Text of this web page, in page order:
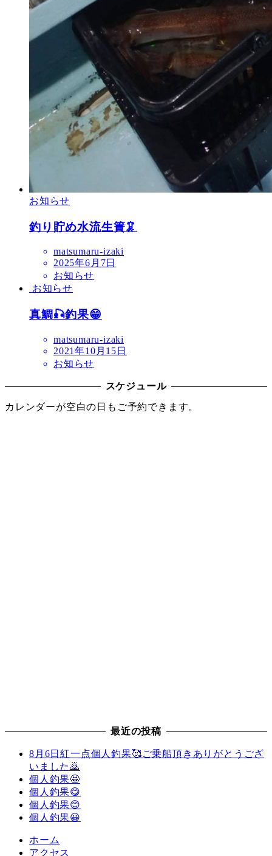
お知らせ
釣り貯め水流生簀🦑
matsumaru-izaki
2025年6月7日
お知らせ
お知らせ
真鯛🎣釣果😁
matsumaru-izaki
2021年10月15日
お知らせ
スケジュール
カレンダーが空白の日もご予約できます。
最近の投稿
8月6日紅一点個人釣果🥰ご乗船頂きありがとうござ
いました🙇
個人釣果🤩
個人釣果😋
個人釣果😊
個人釣果😀
ホーム
アクセス